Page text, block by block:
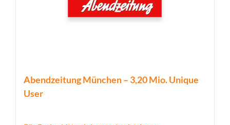
Abendzeitung München – 3,20 Mio. Unique
User